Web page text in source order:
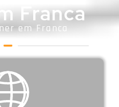
Franca
em Franca